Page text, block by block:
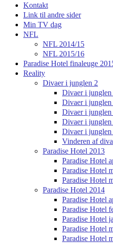
Kontakt
Link til andre sider
Min TV dag
NFL
NFL 2014/15
NFL 2015/16
Paradise Hotel finaleuge
Reality
Divaer i junglen 2
Divaer i junglen
Divaer i junglen
Divaer i junglen
Divaer i junglen
Divaer i junglen
Vinderen af
Paradise Hotel 2013
Paradise Hotel
Paradise Hotel
Paradise Hotel
Paradise Hotel 2014
Paradise Hotel
Paradise Hotel
Paradise Hotel
Paradise Hotel
Paradise Hotel